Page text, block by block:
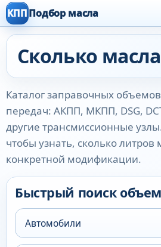
КПППодбор масла
Сколько
Каталог заправочных
передач: АКПП, МКПП, DSG,
другие трансмиссионные
чтобы узнать, сколько литров
конкретной модификации.
Быстрый поиск